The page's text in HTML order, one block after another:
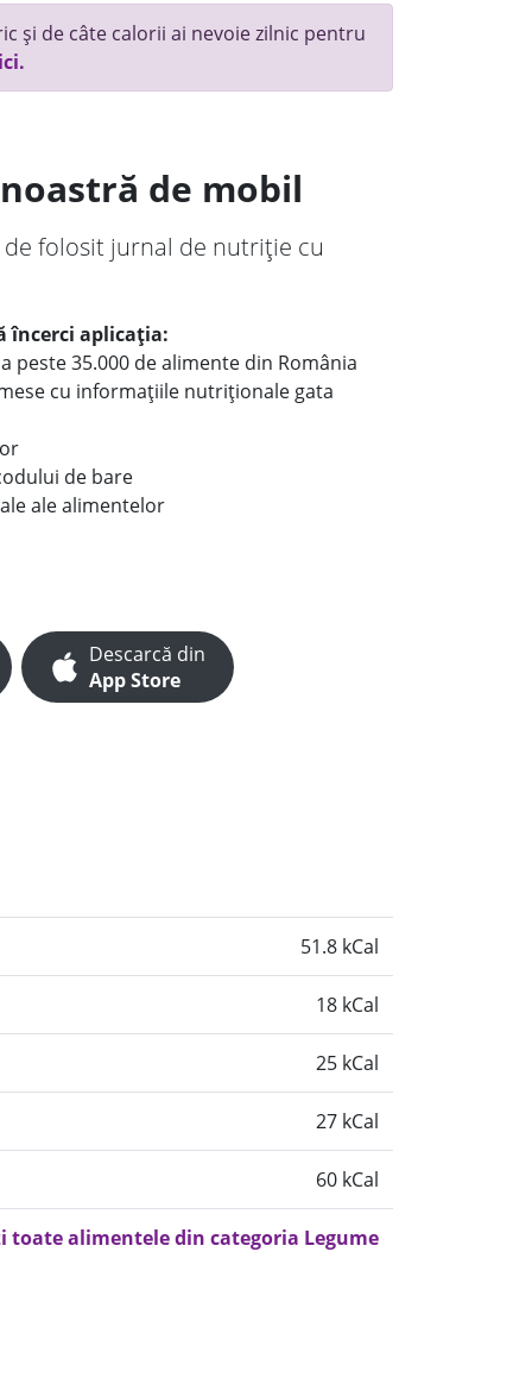
și de câte calorii ai nevoie zilnic pentru
de mobil
de folosit jurnal de nutriție cu
încerci aplicația:
peste 35.000 de alimente din România
cu informațiile nutriționale gata
de bare
ale alimentelor
Descarcă din
App Store
51.8 kCal
18 kCal
25 kCal
27 kCal
60 kCal
toate alimentele din categoria Legume